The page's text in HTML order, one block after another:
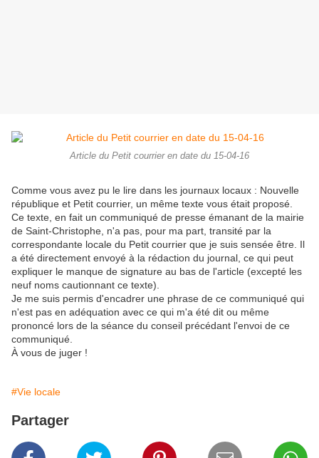
Article du Petit courrier en date du 15-04-16
Comme vous avez pu le lire dans les journaux locaux : Nouvelle
république et Petit courrier, un même texte vous était proposé.
Ce texte, en fait un communiqué de presse émanant de la mairie
de Saint-Christophe, n'a pas, pour ma part, transité par la
correspondante locale du Petit courrier que je suis sensée être. Il
a été directement envoyé à la rédaction du journal, ce qui peut
expliquer le manque de signature au bas de l'article (excepté les
neuf noms cautionnant ce texte).
Je me suis permis d'encadrer une phrase de ce communiqué qui
n'est pas en adéquation avec ce qui m'a été dit ou même
prononcé lors de la séance du conseil précédant l'envoi de ce
communiqué.
À vous de juger !
#Vie locale
Partager